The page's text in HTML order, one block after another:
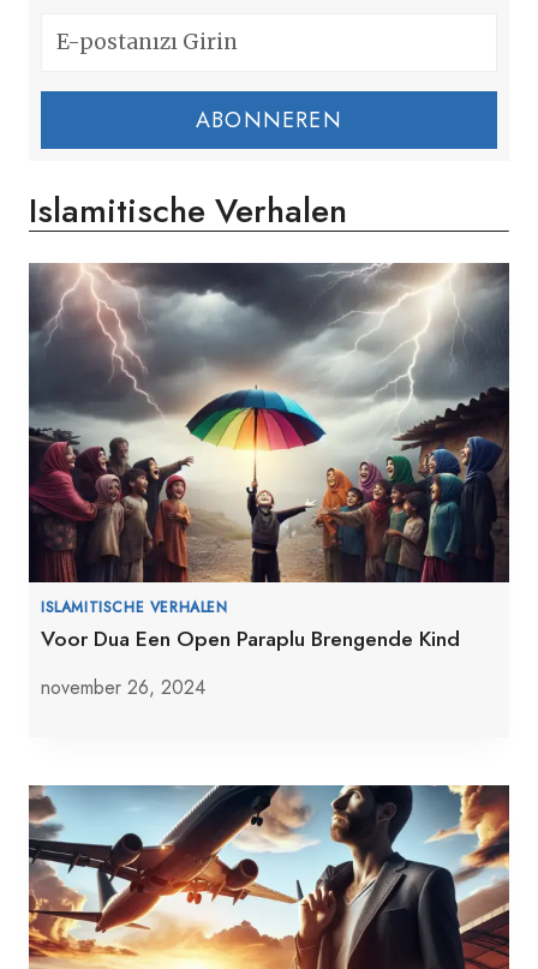
ABONNEREN
Islamitische Verhalen
ISLAMITISCHE VERHALEN
Voor Dua Een Open Paraplu Brengende Kind
november 26, 2024